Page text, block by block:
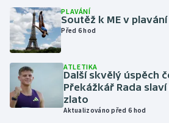
Házená
Jezdectví
Judo
Krasobruslení
PLAVÁNÍ
Soutěž k ME v plavání
Před 6 hod
ATLETIKA
Další skvělý úspěch
Překážkář Rada
zlato
Aktualizováno před 6 hod